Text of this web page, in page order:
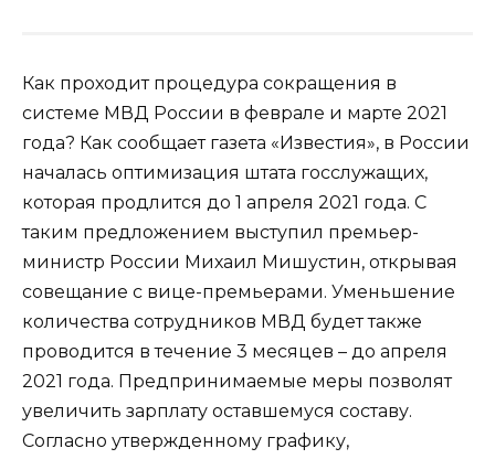
Как проходит процедура сокращения в
системе МВД России в феврале и марте 2021
года? Как сообщает газета «Известия», в России
началась оптимизация штата госслужащих,
которая продлится до 1 апреля 2021 года. С
таким предложением выступил премьер-
министр России Михаил Мишустин, открывая
совещание с вице-премьерами. Уменьшение
количества сотрудников МВД будет также
проводится в течение 3 месяцев – до апреля
2021 года. Предпринимаемые меры позволят
увеличить зарплату оставшемуся составу.
Согласно утвержденному графику,